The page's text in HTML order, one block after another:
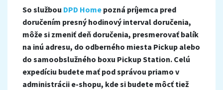
So službou DPD Home pozná príjemca pred
doručením presný hodinový interval doručenia,
môže si zmeniť deň doručenia, presmerovať balík
na inú adresu, do odberného miesta Pickup alebo
do samoobslužného boxu Pickup Station. Celú
expedíciu budete mať pod správou priamo v
administrácii e-shopu, kde si budete môcť tiež